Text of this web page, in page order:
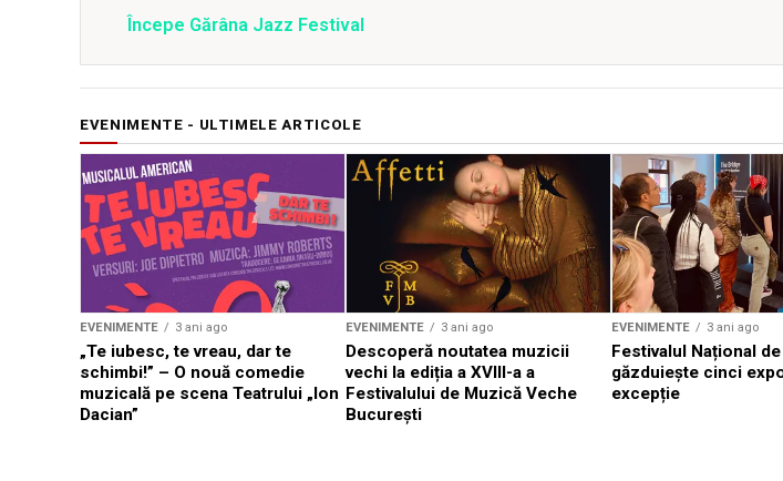
Începe Gărâna Jazz Festival
EVENIMENTE - ULTIMELE ARTICOLE
EVENIMENTE 3 ani ago
„Te iubesc, te vreau, dar te
schimbi!” – O nouă comedie
muzicală pe scena Teatrului „Ion
Dacian”
EVENIMENTE 3 ani ago
Descoperă noutatea muzicii
vechi la ediția a XVIII-a a
Festivalului de Muzică Veche
București
EVENIMENTE 3 ani ago
Festivalul Național
găzduiește cinci
excepție